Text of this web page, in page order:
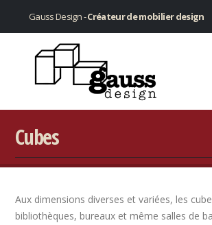
Gauss Design -Créateur de mobilier design
Cubes
Aux dimensions diverses et variées, les
bibliothèques, bureaux et même salles de